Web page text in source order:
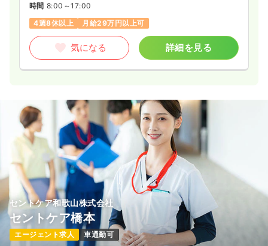
時間 8:00～17:00
4週8休以上
月給29万円以上可
気になる 詳細を見る
セントケア和歌山株式会社
セントケア橋本
エージェント求人 車通勤可